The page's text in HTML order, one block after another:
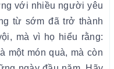
với nhiều người yêu
từ sớm đã trở thành
mà vì họ hiểu rằng:
một món quà, mà còn